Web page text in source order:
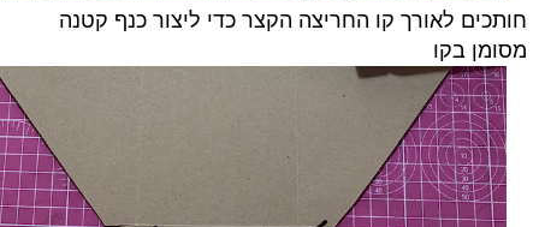
חותכים לאורך קו החריצה הקצר כדי ליצור כנף קטנה
מסומן בקו